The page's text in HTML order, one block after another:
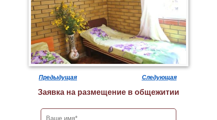
Предыдущая Следующая
Заявка на размещение в общежитии